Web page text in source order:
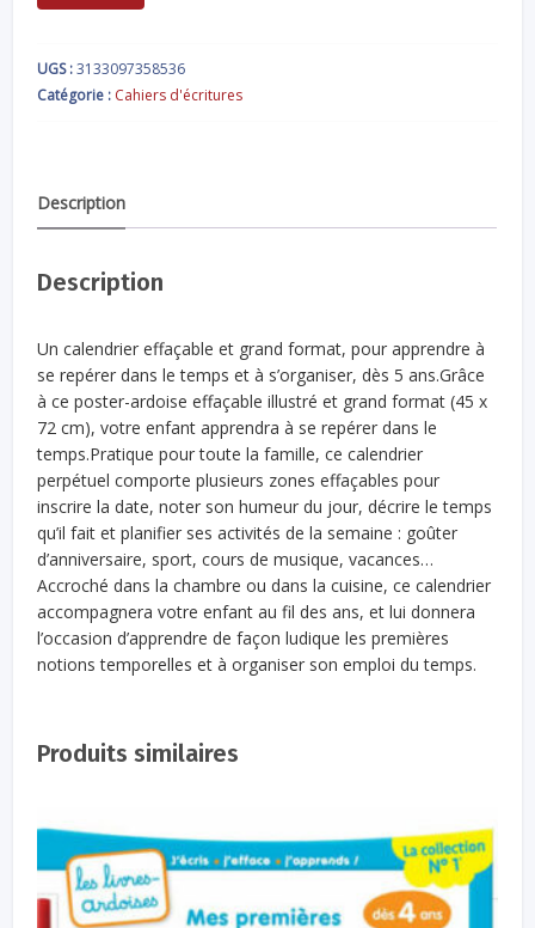
UGS :3133097358536
Catégorie : Cahiers d'écritures
Description
Description
Un calendrier effaçable et grand format, pour apprendre à
se repérer dans le temps et à s’organiser, dès 5 ans.Grâce
à ce poster-ardoise effaçable illustré et grand format (45 x
72 cm), votre enfant apprendra à se repérer dans le
temps.Pratique pour toute la famille, ce calendrier
perpétuel comporte plusieurs zones effaçables pour
inscrire la date, noter son humeur du jour, décrire le temps
qu’il fait et planifier ses activités de la semaine : goûter
d’anniversaire, sport, cours de musique, vacances…
Accroché dans la chambre ou dans la cuisine, ce calendrier
accompagnera votre enfant au fil des ans, et lui donnera
l’occasion d’apprendre de façon ludique les premières
notions temporelles et à organiser son emploi du temps.
Produits similaires